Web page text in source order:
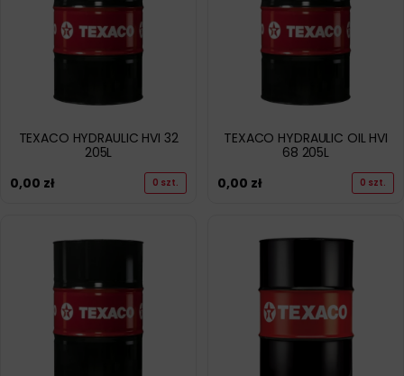
TEXACO HYDRAULIC HVI 32
205L
0,00 zł 0 szt.
TEXACO HYDRAULIC OIL HVI
68 205L
0,00 zł 0 szt.